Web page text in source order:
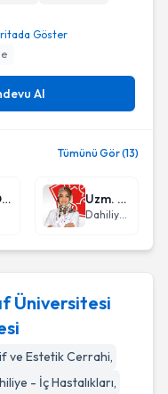
Göster
Al
Tümünü Gör (13)
Op. Dr. Mehmet Kürşad Pekdemir Uzm. Dr. Nazan Çukadar
Dahiliye - İç Hastalıkları
Hastanesi
Üniversitesi
ve Estetik Cerrahi,
- İç Hastalıkları,